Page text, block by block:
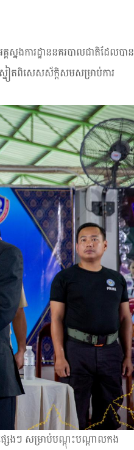
ការដ្ឋាននគរបាលជាតិដែលបាន
ៀតពិសេសស័ក្ដិសមសម្រាប់ការ
េងៗ សម្រាប់បណ្ដុះបណ្ដាលកង